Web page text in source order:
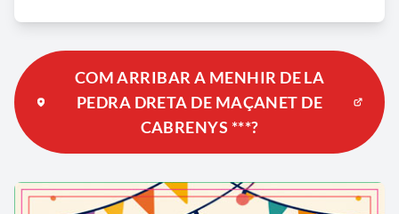
COM ARRIBAR A MENHIR DE LA
PEDRA DRETA DE MAÇANET DE
CABRENYS ***?